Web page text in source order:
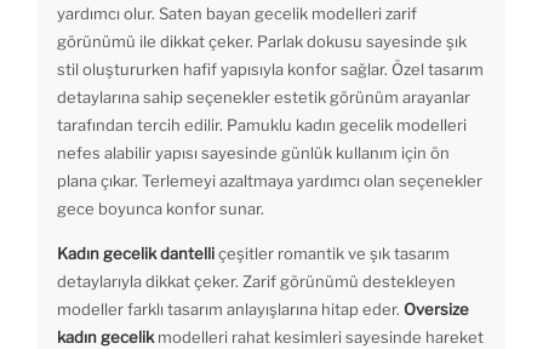
yardımcı olur. Saten bayan gecelik modelleri zarif
görünümü ile dikkat çeker. Parlak dokusu sayesinde şık
stil oluştururken hafif yapısıyla konfor sağlar. Özel tasarım
detaylarına sahip seçenekler estetik görünüm arayanlar
tarafından tercih edilir. Pamuklu kadın gecelik modelleri
nefes alabilir yapısı sayesinde günlük kullanım için ön
plana çıkar. Terlemeyi azaltmaya yardımcı olan seçenekler
gece boyunca konfor sunar.
Kadın gecelik dantelliçeşitler romantik ve şık tasarım
detaylarıyla dikkat çeker. Zarif görünümü destekleyen
modeller farklı tasarım anlayışlarına hitap eder. Oversize
kadın gecelikmodelleri rahat kesimleri sayesinde hareket